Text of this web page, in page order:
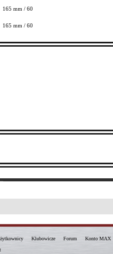
165 mm / 60
165 mm / 60
Klubowicze Forum
Konto MAX